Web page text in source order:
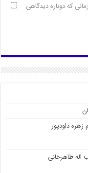
که دوباره دیدگاهی
داودپور
اله طاهرخانی